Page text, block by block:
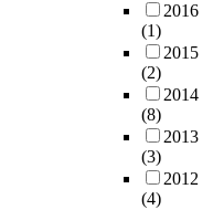
2016
(1)
2015
(2)
2014
(8)
2013
(3)
2012
(4)